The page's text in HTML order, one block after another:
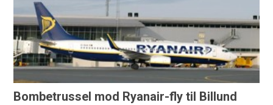
Bombetrussel mod Ryanair-fly til Billund